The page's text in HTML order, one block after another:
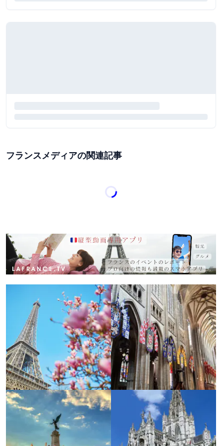
フランスメディアの関連記事